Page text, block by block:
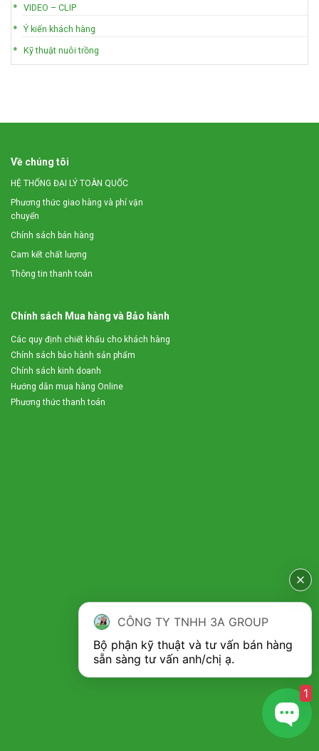
VIDEO – CLIP
Ý kiến khách hàng
Kỹ thuật nuôi trồng
Về chúng tôi
HỆ THỐNG ĐẠI LÝ TOÀN QUỐC
Phương thức giao hàng và phí vận
chuyển
Chính sách bán hàng
Cam kết chất lượng
Thông tin thanh toán
Chính sách Mua hàng và Bảo hành
Các quy định chiết khấu cho khách hàng
Chính sách bảo hành sản phẩm
Chính sách kinh doanh
Hướng dẫn mua hàng Online
Phương thức thanh toán
CÔNG TY TNHH 3A GROUP
Bộ phận kỹ thuật và tư vấn bán hàng
1